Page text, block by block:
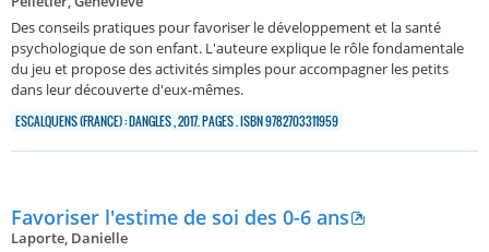
Des conseils pratiques pour favoriser le développement et la santé
psychologique de son enfant. L'auteure explique le rôle fondamentale
du jeu et propose des activités simples pour accompagner les petits
dans leur découverte d'eux-mêmes.
ESCALQUENS (FRANCE) : DANGLES , 2017. PAGES . ISBN 9782703311959
Favoriser l'estime de soi des 0-6 ans
Laporte, Danielle